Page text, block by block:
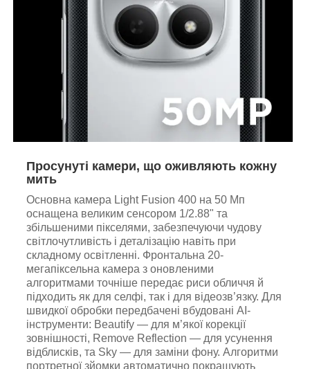
Просунуті камери, що оживляють кожну
мить
Основна камера Light Fusion 400 на 50 Мп
оснащена великим сенсором 1/2.88" та
збільшеними пікселями, забезпечуючи чудову
світлочутливість і деталізацію навіть при
складному освітленні. Фронтальна 20-
мегапіксельна камера з оновленими
алгоритмами точніше передає риси обличчя й
підходить як для селфі, так і для відеозв’язку. Для
швидкої обробки передбачені вбудовані AI-
інструменти: Beautify — для м’якої корекції
зовнішності, Remove Reflection — для усунення
відблисків, та Sky — для заміни фону. Алгоритми
портретної зйомки автоматично покращують